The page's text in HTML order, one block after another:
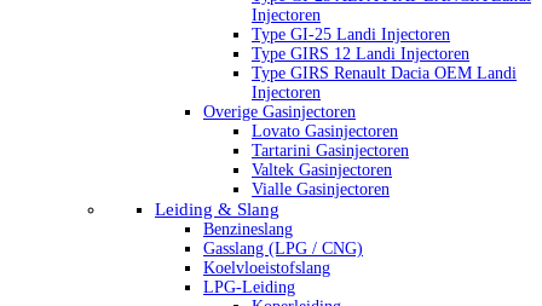
Injectoren
Type GI-25 Landi Injectoren
Type GIRS 12 Landi Injectoren
Type GIRS Renault Dacia OEM Landi
Injectoren
Overige Gasinjectoren
Lovato Gasinjectoren
Tartarini Gasinjectoren
Valtek Gasinjectoren
Vialle Gasinjectoren
Leiding & Slang
Benzineslang
Gasslang (LPG / CNG)
Koelvloeistofslang
LPG-Leiding